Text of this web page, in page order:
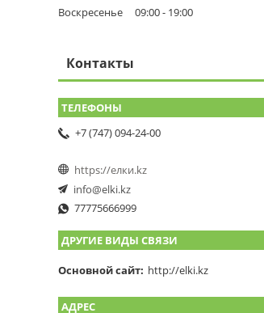
Воскресенье
09:00 19:00
Контакты
+7 (747) 094-24-00
https://елки.kz
info@elki.kz
77775666999
ДРУГИЕ ВИДЫ СВЯЗИ
Основной сайт http://elki.kz